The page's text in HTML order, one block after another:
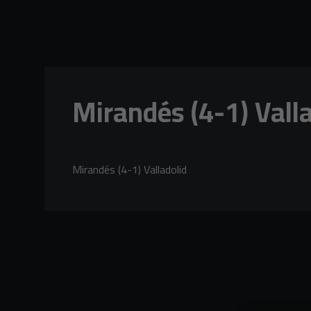
Mirandés (4-1)
Mirandés (4-1) Valladolid